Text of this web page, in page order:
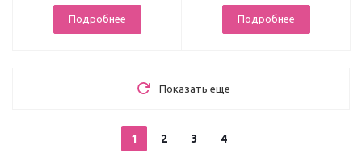
Подробнее Подробнее
Показать еще
1 2 3 4